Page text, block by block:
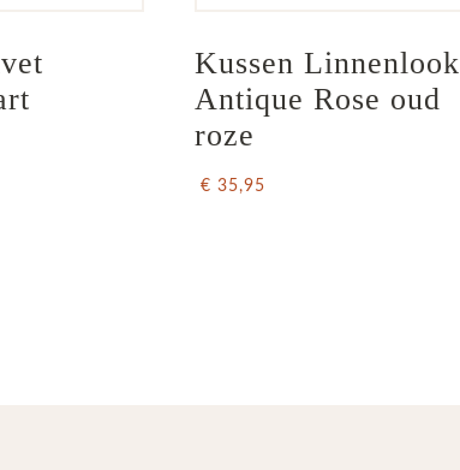
Kussen Linnenlook
Antique Rose oud
roze
€ 35,95